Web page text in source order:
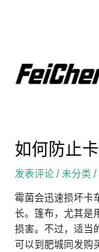
如何防止
发表评论/未分类 /
霉菌会迅速损坏卡
长。篷布，尤其是
损害。不过，适当
可以到肥城同发购